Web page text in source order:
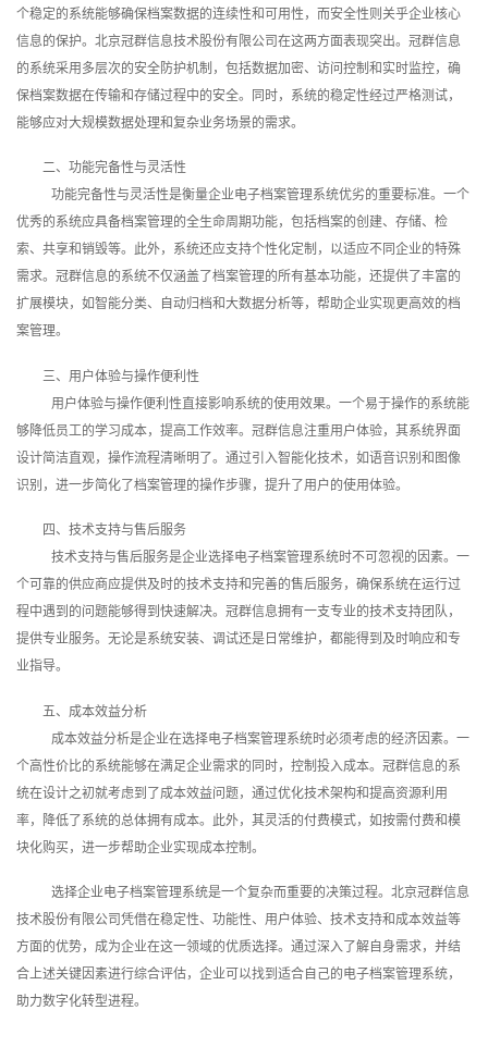
个稳定的系统能够确保档案数据的连续性和可用性，而安全性则关乎企业核心
信息的保护。北京冠群信息技术股份有限公司在这两方面表现突出。冠群信息
的系统采用多层次的安全防护机制，包括数据加密、访问控制和实时监控，确
保档案数据在传输和存储过程中的安全。同时，系统的稳定性经过严格测试，
能够应对大规模数据处理和复杂业务场景的需求。
二、功能完备性与灵活性
功能完备性与灵活性是衡量企业电子档案管理系统优劣的重要标准。一个
优秀的系统应具备档案管理的全生命周期功能，包括档案的创建、存储、检
索、共享和销毁等。此外，系统还应支持个性化定制，以适应不同企业的特殊
需求。冠群信息的系统不仅涵盖了档案管理的所有基本功能，还提供了丰富的
扩展模块，如智能分类、自动归档和大数据分析等，帮助企业实现更高效的档
案管理。
三、用户体验与操作便利性
用户体验与操作便利性直接影响系统的使用效果。一个易于操作的系统能
够降低员工的学习成本，提高工作效率。冠群信息注重用户体验，其系统界面
设计简洁直观，操作流程清晰明了。通过引入智能化技术，如语音识别和图像
识别，进一步简化了档案管理的操作步骤，提升了用户的使用体验。
四、技术支持与售后服务
技术支持与售后服务是企业选择电子档案管理系统时不可忽视的因素。一
个可靠的供应商应提供及时的技术支持和完善的售后服务，确保系统在运行过
程中遇到的问题能够得到快速解决。冠群信息拥有一支专业的技术支持团队，
提供专业服务。无论是系统安装、调试还是日常维护，都能得到及时响应和专
业指导。
五、成本效益分析
成本效益分析是企业在选择电子档案管理系统时必须考虑的经济因素。一
个高性价比的系统能够在满足企业需求的同时，控制投入成本。冠群信息的系
统在设计之初就考虑到了成本效益问题，通过优化技术架构和提高资源利用
率，降低了系统的总体拥有成本。此外，其灵活的付费模式，如按需付费和模
块化购买，进一步帮助企业实现成本控制。
选择企业电子档案管理系统是一个复杂而重要的决策过程。北京冠群信息
技术股份有限公司凭借在稳定性、功能性、用户体验、技术支持和成本效益等
方面的优势，成为企业在这一领域的优质选择。通过深入了解自身需求，并结
合上述关键因素进行综合评估，企业可以找到适合自己的电子档案管理系统，
助力数字化转型进程。‍